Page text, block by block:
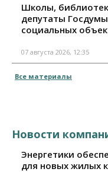
Школы,
депутаты
социальных
07 августа 2026, 12:35
Все материалы
Новости
Энергетики
для новых жилых